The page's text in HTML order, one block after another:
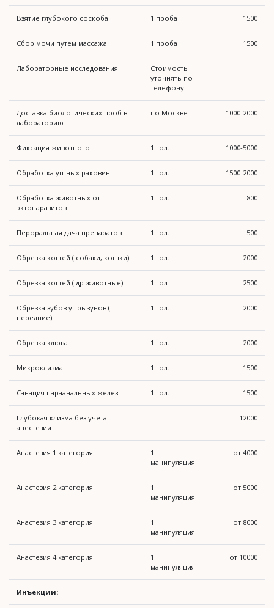
Взятие глубокого соскоба 1 проба 1500
Сбор мочи путем массажа 1 проба 1500
Лабораторные исследования
Стоимость
уточнять по
телефону
Доставка биологических проб в
лабораторию
по Москве 1000-2000
Фиксация животного 1 гол. 1000-5000
Обработка ушных раковин 1 гол. 1500-2000
Обработка животных от
эктопаразитов
1 гол. 800
Пероральная дача препаратов 1 гол. 500
Обрезка когтей ( собаки, кошки) 1 гол. 2000
Обрезка когтей ( др животные) 1 гол 2500
Обрезка зубов у грызунов (
передние)
1 гол. 2000
Обрезка клюва 1 гол. 2000
Микроклизма 1 гол. 1500
Санация параанальных желез 1 гол. 1500
Глубокая клизма без учета
анестезии
12000
Анастезия 1 категория
1
манипуляция
от 4000
Анастезия 2 категория
1
манипуляция
от 5000
Анастезия 3 категория
1
манипуляция
от 8000
Анастезия 4 категория
1
манипуляция
от 10000
Инъекции: